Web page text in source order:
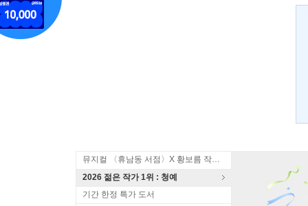
뮤지컬 〈휴남동 서점〉X 황보름 작가 북토크
2026 젊은 작가 1위 : 청예
기간 한정 특가 도서